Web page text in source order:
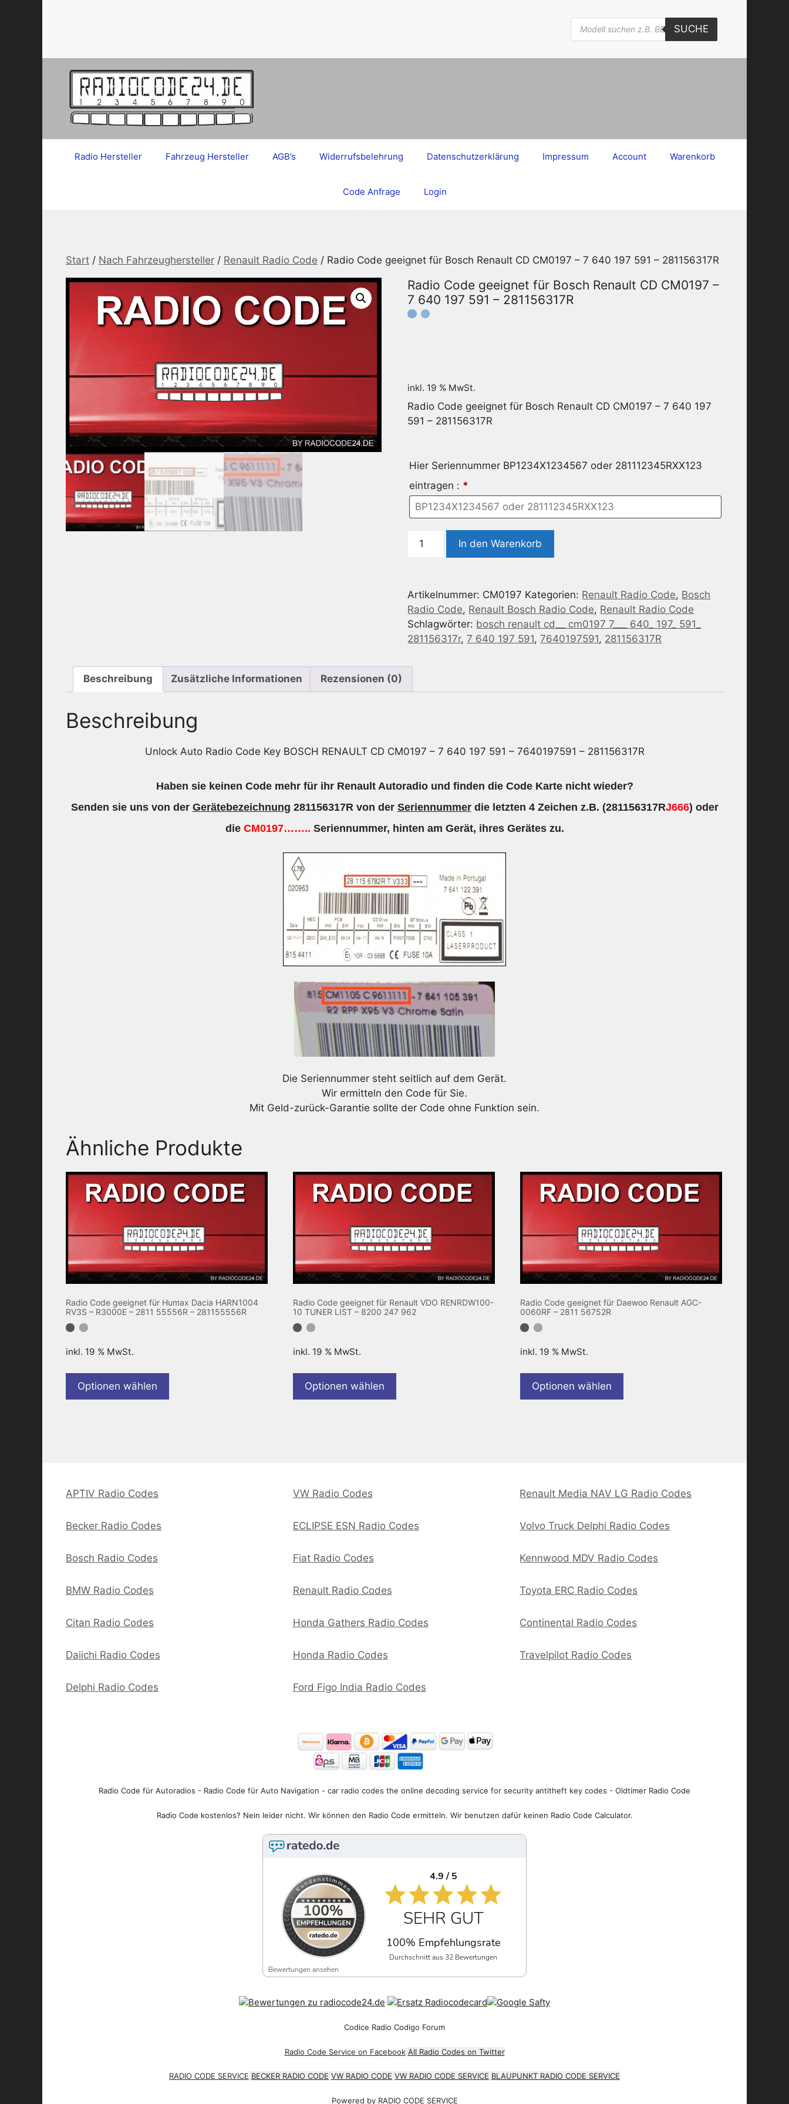
Products
search
SUCHE
Radio Hersteller Fahrzeug Hersteller AGB’s Widerrufsbelehrung Datenschutzerklärung Impressum Account Warenkorb
Code Anfrage Login
Start / Nach Fahrzeughersteller / Renault Radio Code / Radio Code geeignet für Bosch Renault CD CM0197 – 7 640 197 591 – 281156317R
Radio Code geeignet für Bosch Renault CD CM0197 –
7 640 197 591 – 281156317R
inkl. 19 % MwSt.
Radio Code geeignet für Bosch Renault CD CM0197 – 7 640 197
591 – 281156317R
Hier Seriennummer BP1234X1234567 oder 281112345RXX123
eintragen : *
Code
Bosch
Renault
CD
CM0197
7
Menge
In den Warenkorb
Artikelnummer: CM0197 Kategorien: Renault Radio Code, Bosch
Radio Code, Renault Bosch Radio Code, Renault Radio Code
Schlagwörter: bosch renault cd__ cm0197 7___ 640_ 197_ 591_
281156317r,7 640 197 591,7640197591, 281156317R
Beschreibung Zusätzliche Informationen Rezensionen (0)
Beschreibung
Unlock Auto Radio Code Key BOSCH RENAULT CD CM0197 – 7 640 197 591 – 7640197591 – 281156317R
Haben sie keinen Code mehr für ihr Renault Autoradio und finden die Code Karte nicht wieder?
Senden sie uns von der Gerätebezeichnung 281156317R von der Seriennummerdie letzten 4 Zeichen z.B. (281156317RJ666) oder
die CM0197…….. Seriennummer, hinten am Gerät, ihres Gerätes zu.
Die Seriennummer steht seitlich auf dem Gerät.
Wir ermitteln den Code für Sie.
Mit Geld-zurück-Garantie sollte der Code ohne Funktion sein.
Ähnliche Produkte
Radio Code geeignet für Humax Dacia HARN1004
RV3S – R3000E – 2811 55556R – 281155556R
inkl. 19 % MwSt.
Optionen wählen
Radio Code geeignet für Renault VDO RENRDW100-
10 TUNER LIST – 8200 247 962
inkl. 19 % MwSt.
Optionen wählen
Radio Code geeignet für Daewoo Renault AGC-
0060RF – 2811 56752R
inkl. 19 % MwSt.
Optionen wählen
APTIV Radio Codes
Becker Radio Codes
Bosch Radio Codes
BMW Radio Codes
Citan Radio Codes
Daiichi Radio Codes
Delphi Radio Codes
VW Radio Codes
ECLIPSE ESN Radio Codes
Fiat Radio Codes
Renault Radio Codes
Honda Gathers Radio Codes
Honda Radio Codes
Ford Figo India Radio Codes
Renault Media NAV LG Radio Codes
Volvo Truck Delphi Radio Codes
Kennwood MDV Radio Codes
Toyota ERC Radio Codes
Continental Radio Codes
Travelpilot Radio Codes
Radio Code für Autoradios - Radio Code für Auto Navigation - car radio codes the online decoding service for security antitheft key codes - Oldtimer Radio Code
Radio Code kostenlos? Nein leider nicht. Wir können den Radio Code ermitteln. Wir benutzen dafür keinen Radio Code Calculator.
4.9 / 5
SEHR GUT
100% Empfehlungsrate
Durchschnitt aus 32 Bewertungen
Bewertungen ansehen
Codice Radio Codigo Forum
Radio Code Service on Facebook All Radio Codes on Twitter
RADIO CODE SERVICE BECKER RADIO CODE VW RADIO CODE VW RADIO CODE SERVICE BLAUPUNKT RADIO CODE SERVICE
Powered by RADIO CODE SERVICE